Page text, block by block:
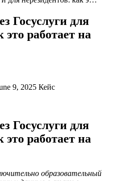
Госуслуги для
это работает на
9, 2025 Кейс
Госуслуги для
это работает на
образовательный